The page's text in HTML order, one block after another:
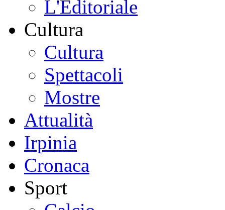
L'Editoriale
Cultura
Cultura
Spettacoli
Mostre
Attualità
Irpinia
Cronaca
Sport